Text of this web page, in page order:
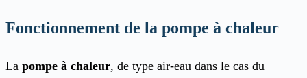
Fonctionnement de la pompe à chaleur
La pompe à chaleur, de type air-eau dans le cas du